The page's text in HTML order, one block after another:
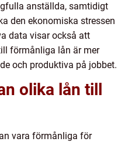
anställda, samtidigt
den ekonomiska stressen
data visar också att
förmånliga lån är mer
och produktiva på jobbet.
olika lån till
vara förmånliga för